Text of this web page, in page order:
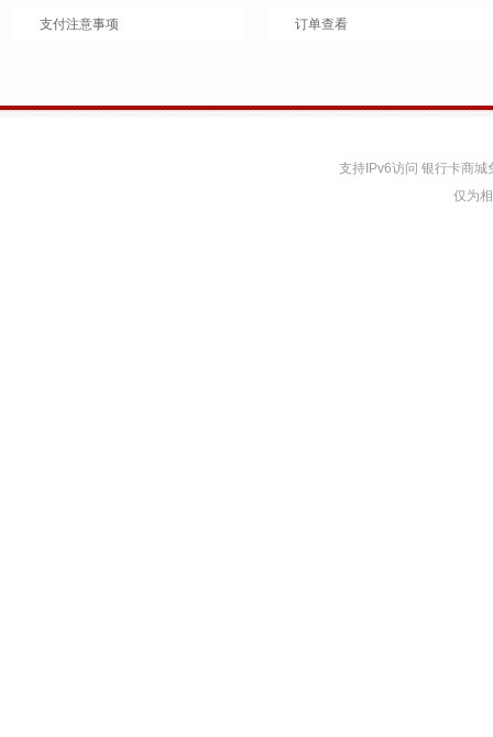
支付注意事项 订单查看
支持IPv6访问 银行卡商
仅为